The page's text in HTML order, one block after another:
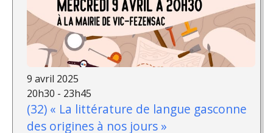
9 avril 2025
20h30 - 23h45
(32) « La littérature de langue gasconne
des origines à nos jours »